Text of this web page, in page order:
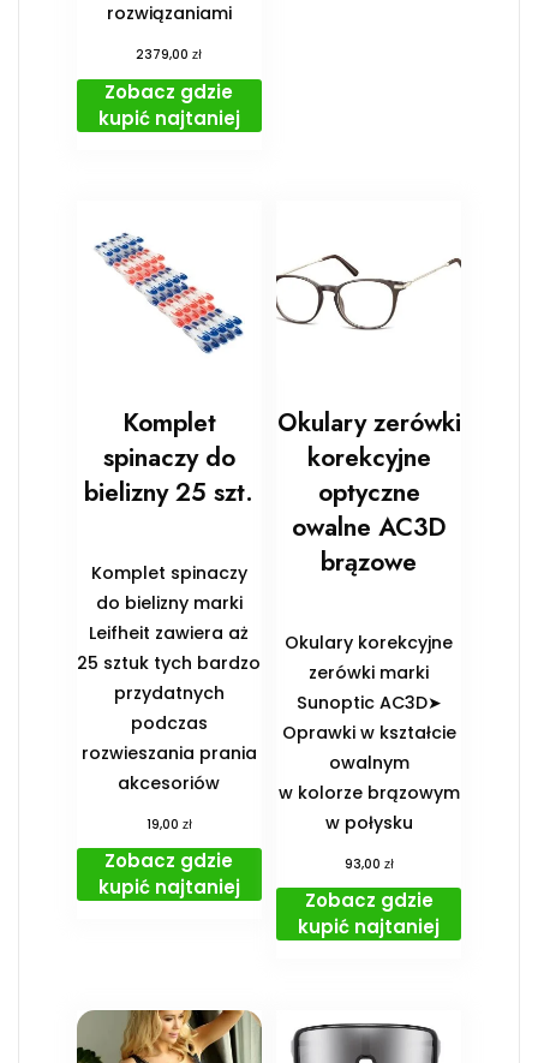
rozwiązaniami
2379,00zł
Zobacz gdzie
kupić najtaniej
Komplet
spinaczy do
bielizny 25 szt.
Komplet spinaczy
do bielizny marki
Leifheit zawiera aż
25 sztuk tych bardzo
przydatnych
podczas
rozwieszania prania
akcesoriów
19,00 zł
Zobacz gdzie
kupić najtaniej
Okulary zerówki
korekcyjne
optyczne
owalne AC3D
brązowe
Okulary korekcyjne
zerówki marki
Sunoptic AC3D➤
Oprawki w kształcie
owalnym
w kolorze brązowym
w połysku
93,00 zł
Zobacz gdzie
kupić najtaniej